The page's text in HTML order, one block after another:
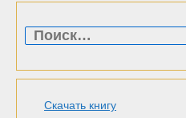
Скачать книгу